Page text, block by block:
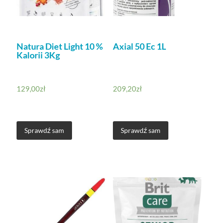
Natura Diet Light 10 %
Kalorii 3Kg
129,00zł
Sprawdź sam
Axial 50 Ec 1L
209,20zł
Sprawdź sam